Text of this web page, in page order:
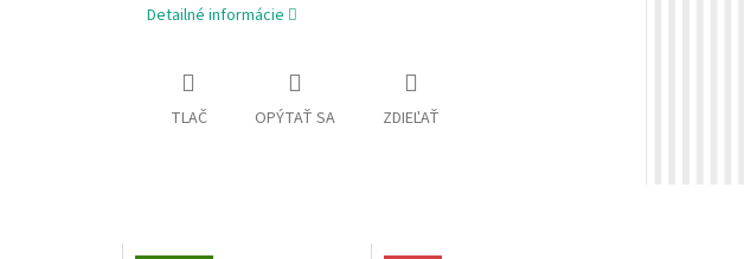
Detailné informácie
TLAČ OPÝTAŤ SA ZDIEĽAŤ